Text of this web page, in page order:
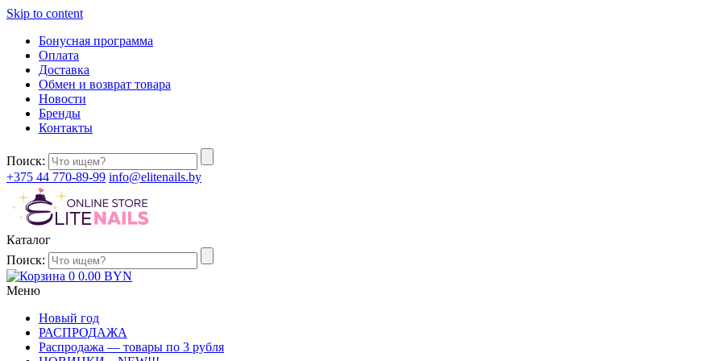
Skip to content
Бонусная программа
Оплата
Доставка
Обмен и возврат товара
Новости
Бренды
Контакты
Поиск:
+375 44 770-89-99 info@elitenails.by
Каталог
Поиск:
0 0.00 BYN
Меню
Новый год
РАСПРОДАЖА
Распродажа — товары по 3 рубля